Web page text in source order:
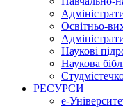
Освітньо-
Наукові
Наукова
РЕСУРСИ
е-